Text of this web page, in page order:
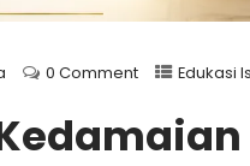
0 Comment Edukasi